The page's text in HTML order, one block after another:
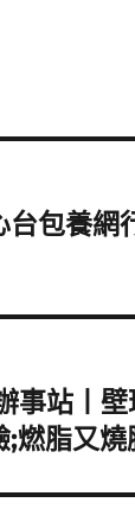
台包養網
事站丨
;燃脂又燒